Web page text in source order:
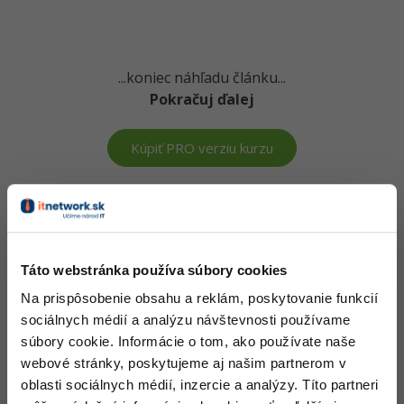
Táto webstránka používa súbory cookies
Na prispôsobenie obsahu a reklám, poskytovanie funkcií
sociálnych médií a analýzu návštevnosti používame
súbory cookie. Informácie o tom, ako používate naše
webové stránky, poskytujeme aj našim partnerom v
oblasti sociálnych médií, inzercie a analýzy. Títo partneri
Adobe InDesign
Blender -80%
Fotografovanie -80%
Video
Ostatné
Fórum
...koniec náhľadu článku...
Pokračuj ďalej
Kúpiť PRO verziu kurzu
Vedomosti v hodnote stoviek tisíc získaš za pár eur
ukázali niečo nového a užitočného.
Chceš v kurze pokračovať? Prejdi doprémiové sekcie.
Pred kúpou tohto článku je potrebné kúpiť predchádzajúci diel
Obsah článku spadá pod licenciuPremium, kúpou článku súhlasíš